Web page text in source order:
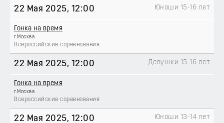
22 Мая 2025, 12:00
Гонка на время
г.Москва
Всероссийские соревнования
Юноши 15-16 лет
22 Мая 2025, 12:00
Гонка на время
г.Москва
Всероссийские соревнования
Девушки 15-16 лет
22 Мая 2025, 12:00 Юноши 13-14 лет